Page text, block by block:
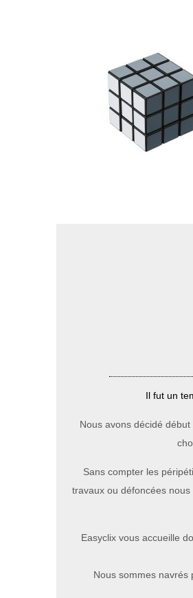
Il fut un
Nous avons décidé
Sans compter les
travaux ou défoncées
Easyclix vous accueille
Nous sommes